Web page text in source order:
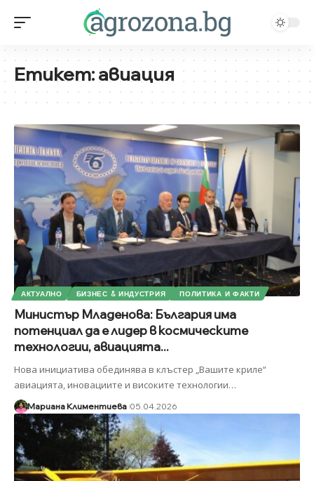
Етикет:авиация
АКТУАЛНО БИЗНЕС & ИНДУСТРИЯ ПОЛИТИКА И ФАКТИ
Министър Младенова: България има
потенциал да е лидер в космическите
технологии, авиацията...
Нова инициатива обединява в клъстер „Вашите криле“
авиацията, иновациите и високите технологии…
Мариана Климентиева 05.04.2026